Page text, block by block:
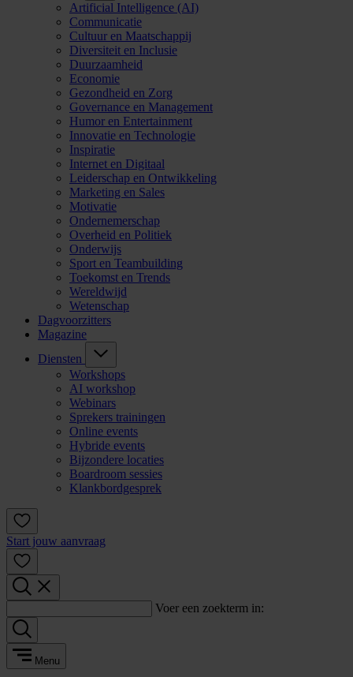
Artificial Intelligence (AI)
Communicatie
Cultuur en Maatschappij
Diversiteit en Inclusie
Duurzaamheid
Economie
Gezondheid en Zorg
Governance en Management
Humor en Entertainment
Innovatie en Technologie
Inspiratie
Internet en Digitaal
Leiderschap en Ontwikkeling
Marketing en Sales
Motivatie
Ondernemerschap
Overheid en Politiek
Onderwijs
Sport en Teambuilding
Toekomst en Trends
Wereldwijd
Wetenschap
Dagvoorzitters
Magazine
Diensten
Workshops
AI workshop
Webinars
Sprekers trainingen
Online events
Hybride events
Bijzondere locaties
Boardroom sessies
Klankbordgesprek
Start jouw aanvraag
Voer een zoekterm in:
Menu